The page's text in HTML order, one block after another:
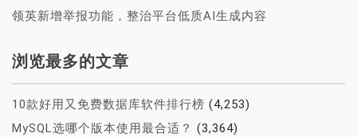
领英新增举报功能，整治平台低质AI生成内容
浏览最多的文章
10款好用又免费数据库软件排行榜 (4,253)
MySQL选哪个版本使用最合适？ (3,364)